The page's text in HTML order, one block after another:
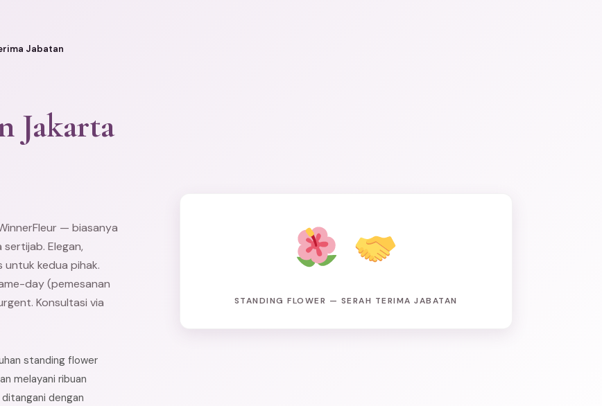
Jabatan
Jakarta
— biasanya
Elegan,
kedua pihak.
day (pemesanan
Konsultasi via
standing flower
melayani ribuan
dengan
STANDING FLOWER — SERAH TERIMA JABATAN